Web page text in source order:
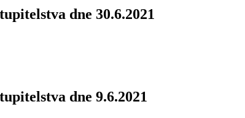
dne 30.6.2021
dne 9.6.2021